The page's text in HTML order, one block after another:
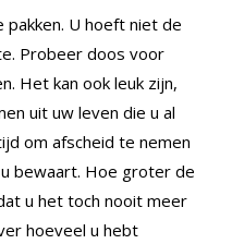
U hoeft niet de
Probeer doos voor
Het kan ook leuk zijn,
uit uw leven die u al
om afscheid te nemen
bewaart. Hoe groter de
u het toch nooit meer
hoeveel u hebt